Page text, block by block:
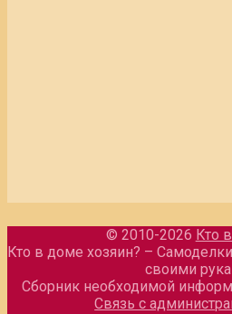
© 2010-2026 Кто
Кто в доме хозяин? –
своими
Сборник необходимой
Связь с